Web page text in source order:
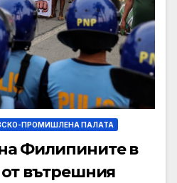
ПРОМИШЛЕНА ПАЛАТА
Филипините в
вътрешния